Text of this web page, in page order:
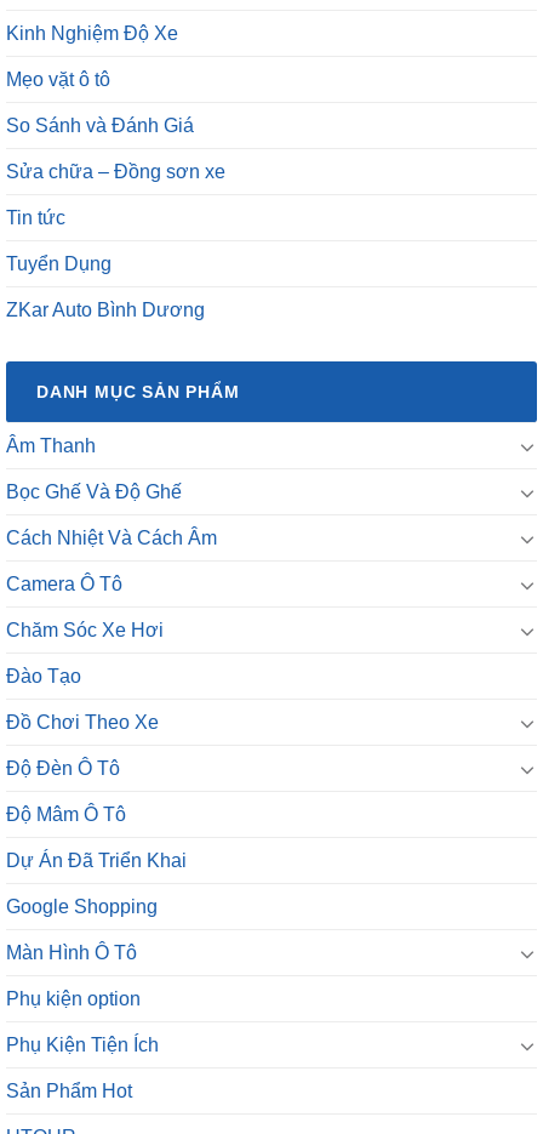
Kinh Nghiệm Độ Xe
Mẹo vặt ô tô
So Sánh và Đánh Giá
Sửa chữa – Đồng sơn xe
Tin tức
Tuyển Dụng
ZKar Auto Bình Dương
DANH MỤC SẢN PHẨM
Âm Thanh
Bọc Ghế Và Độ Ghế
Cách Nhiệt Và Cách Âm
Camera Ô Tô
Chăm Sóc Xe Hơi
Đào Tạo
Đồ Chơi Theo Xe
Độ Đèn Ô Tô
Độ Mâm Ô Tô
Dự Án Đã Triển Khai
Google Shopping
Màn Hình Ô Tô
Phụ kiện option
Phụ Kiện Tiện Ích
Sản Phẩm Hot